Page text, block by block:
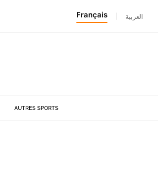
Français العربية
AUTRES SPORTS